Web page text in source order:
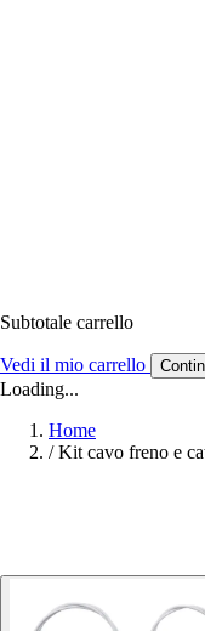
Subtotale carrello
Vedi il mio carrello
Loading...
Home
/ Kit cavo freno e